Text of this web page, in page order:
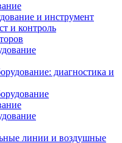
и инструмент
и контроль
диагностика и
линии и воздушные